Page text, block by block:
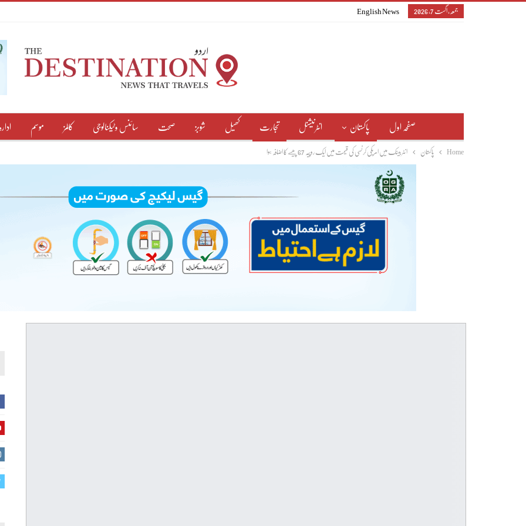
جمعہ, اگست 7, 2026 English News
صفحہ اول پاکستان انٹرنیشنل تجارت کھیل شوبز صحت سائنس وٹیکنالوجی کالمز موسم ادارہ
Home پاکستان انٹربینک میں امریکی کرنسی کی قیمت میں ایک روپیہ 67 پیسے کا اضافہ ہوا